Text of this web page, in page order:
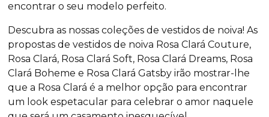
encontrar o seu modelo perfeito.
Descubra as nossas coleções de vestidos de noiva! As
propostas de vestidos de noiva Rosa Clará Couture,
Rosa Clará, Rosa Clará Soft, Rosa Clará Dreams, Rosa
Clará Boheme e Rosa Clará Gatsby irão mostrar-lhe
que a Rosa Clará é a melhor opção para encontrar
um look espetacular para celebrar o amor naquele